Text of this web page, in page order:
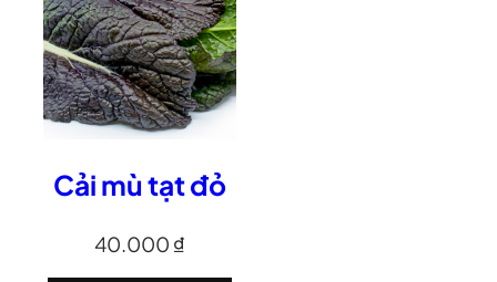
Cải mù tạt đỏ
40.000 ₫